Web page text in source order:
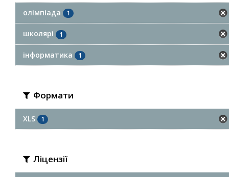
олімпіада 1
школярі 1
інформатика 1
Формати
XLS 1
Ліцензії